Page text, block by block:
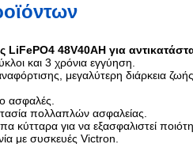
LiFePO4 48V40AH για
και 3 χρόνια εγγύηση.
μεγαλύτερη διάρκεια
ασφαλές.
πολλαπλών ασφαλείας.
κύτταρα για να εξασφαλιστεί
με συσκευές Victron.